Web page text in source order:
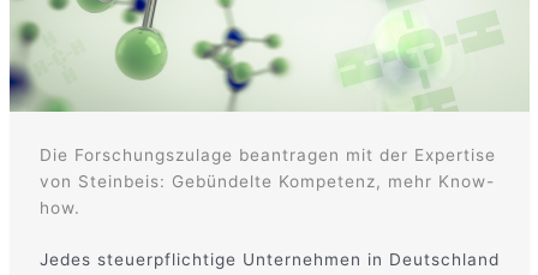
Die Forschungszulage beantragen mit der Expertise
von Steinbeis: Gebündelte Kompetenz, mehr Know-
how.
Jedes steuerpflichtige Unternehmen in Deutschland